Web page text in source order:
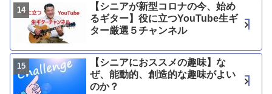
【シニアが新型コロナの今、始め
るギター】役に立つYouTube生ギ
ター厳選５チャンネル
【シニアにおススメの趣味】な
ぜ、能動的、創造的な趣味がよい
のか？